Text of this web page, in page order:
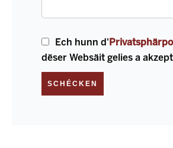
Ech hunn d'
dëser Websäit gelies a
SCHÉCKEN